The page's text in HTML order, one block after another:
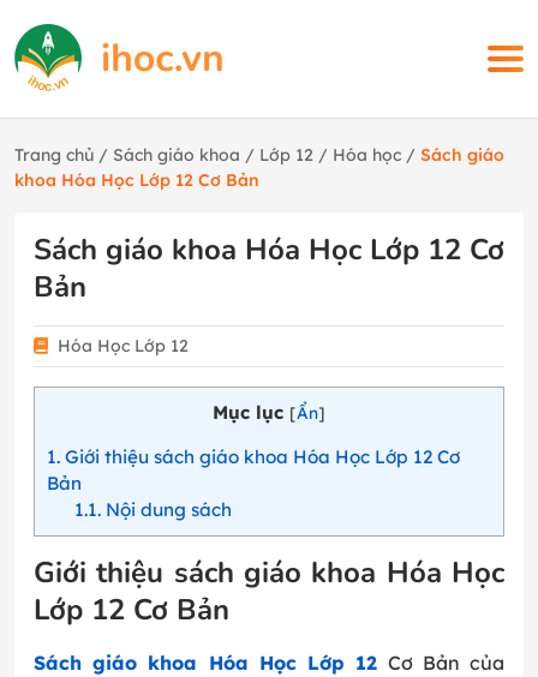
Trang chủ / Sách giáo khoa / Lớp 12 / Hóa học / Sách giáo
khoa Hóa Học Lớp 12 Cơ Bản
Sách giáo khoa Hóa Học Lớp 12 Cơ
Bản
Hóa Học Lớp 12
Mục lục [Ẩn]
1 Giới thiệu sách giáo khoa Hóa Học Lớp 12 Cơ
Bản
1.1Nội dung sách
Giới thiệu sách giáo khoa Hóa Học
Lớp 12 Cơ Bản
Sách giáo khoa Hóa Học Lớp 12 Cơ Bản của